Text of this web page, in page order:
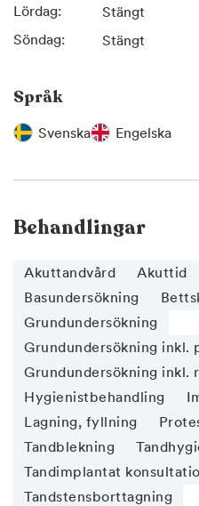
Lördag:
Stängt
Söndag:
Stängt
Språk
Svenska Engelska
Behandlingar
Akuttandvård Akuttid
Basundersökning
Grundundersökning
Grundundersökning inkl.
Grundundersökning inkl.
Hygienistbehandling
Lagning, fyllning
Tandblekning
Tandimplantat
Tandstensborttagning